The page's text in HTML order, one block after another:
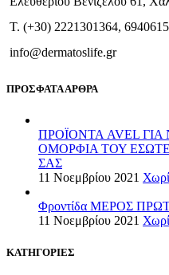
T. (+30) 2221301364,
info@dermatoslife.gr
ΠΡΟΣΦΑΤΑ ΑΡΘΡΑ
ΠΡΟΪΟΝΤΑ AVEL
ΟΜΟΡΦΙΑ ΤΟΥ
ΣΑΣ
11 Νοεμβρίου 2021
Φροντίδα ΜΕΡΟΣ
11 Νοεμβρίου 2021
ΚΑΤΗΓΟΡΙΕΣ